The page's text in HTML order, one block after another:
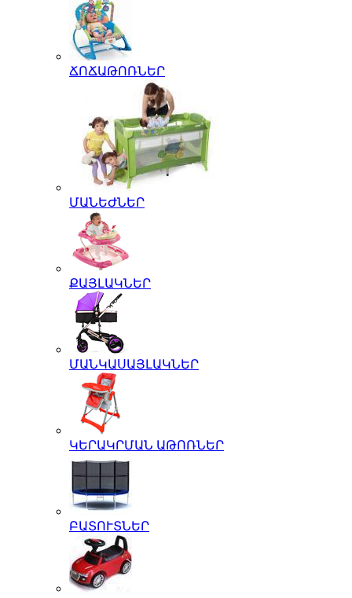
ՃՈՃԱԹՈՌՆԵՐ
ՄԱՆԵԺՆԵՐ
ՔԱՅԼԱԿՆԵՐ
ՄԱՆԿԱՍԱՅԼԱԿՆԵՐ
ԿԵՐԱԿՐՄԱՆ ԱԹՈՌՆԵՐ
ԲԱՏՈՒՏՆԵՐ